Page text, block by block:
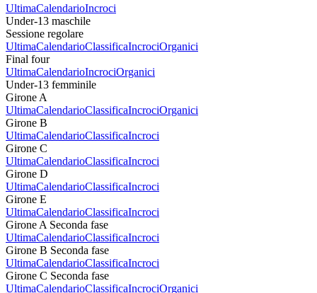
UltimaCalendarioIncroci
Under-13 maschile
Sessione regolare
UltimaCalendarioClassificaIncrociOrganici
Final four
UltimaCalendarioIncrociOrganici
Under-13 femminile
Girone A
UltimaCalendarioClassificaIncrociOrganici
Girone B
UltimaCalendarioClassificaIncroci
Girone C
UltimaCalendarioClassificaIncroci
Girone D
UltimaCalendarioClassificaIncroci
Girone E
UltimaCalendarioClassificaIncroci
Girone A Seconda fase
UltimaCalendarioClassificaIncroci
Girone B Seconda fase
UltimaCalendarioClassificaIncroci
Girone C Seconda fase
UltimaCalendarioClassificaIncrociOrganici